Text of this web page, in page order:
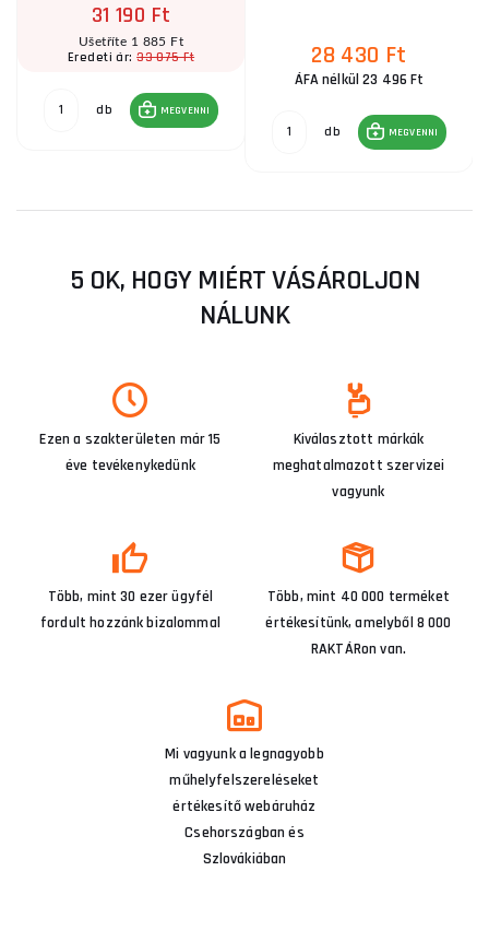
31 190 Ft
Ušetříte 1 885 Ft
Eredeti ár:33 075 Ft
db MEGVENNI
28 430 Ft
ÁFA nélkül 23 496 Ft
db MEGVENNI
5 OK, HOGY MIÉRT VÁSÁROLJON
NÁLUNK
Ezen a szakterületen már 15
éve tevékenykedünk
Kiválasztott márkák
meghatalmazott szervizei
vagyunk
Több, mint 30 ezer ügyfél
fordult hozzánk bizalommal
Több, mint 40 000 terméket
értékesítünk, amelyből 8 000
RAKTÁRon van.
Mi vagyunk a legnagyobb
műhelyfelszereléseket
értékesítő webáruház
Csehországban és
Szlovákiában